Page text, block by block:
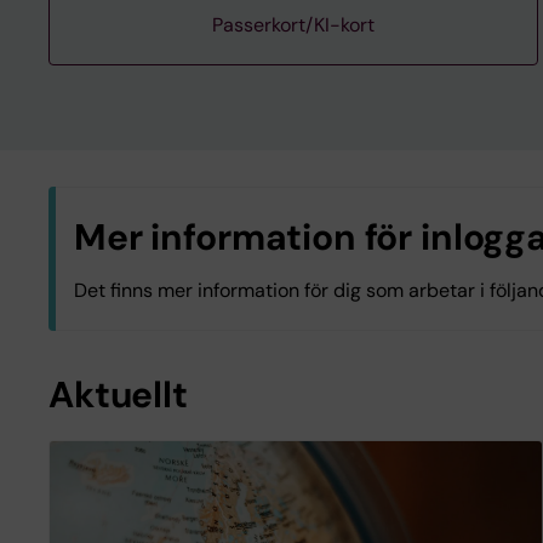
Passerkort/KI-kort
Mer information för
Det finns mer information för dig som arbetar i
OV.OV Universitetstandvården
Logga in med KI-ID
Aktuellt